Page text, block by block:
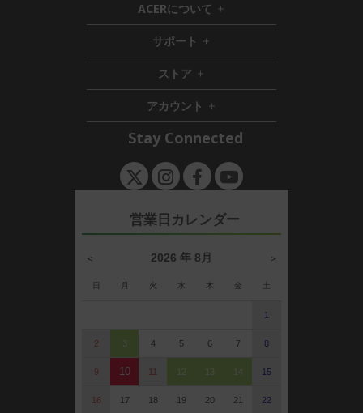
ACERについて h
i
d
n
サポート
h
i
d
d
e
n
ストア h
i
d
d
e
アカウント
h
i
d
e
n
Stay Connected
営業日カレンダー
＞
＜ 2026 年 8月
日 月 火 水 木 金 土
1
2 3 4 5 6 7 8
9 10 11 12 13 14 15
16 17 18 19 20 21 22